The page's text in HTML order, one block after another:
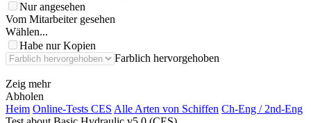
Nur angesehen
Vom Mitarbeiter gesehen
Wählen...
Habe nur Kopien
Farblich hervorgehoben
Zeig mehr
Abholen
Heim Online-Tests CES Alle Arten von Schiffen Ch-Eng / 2nd-Eng